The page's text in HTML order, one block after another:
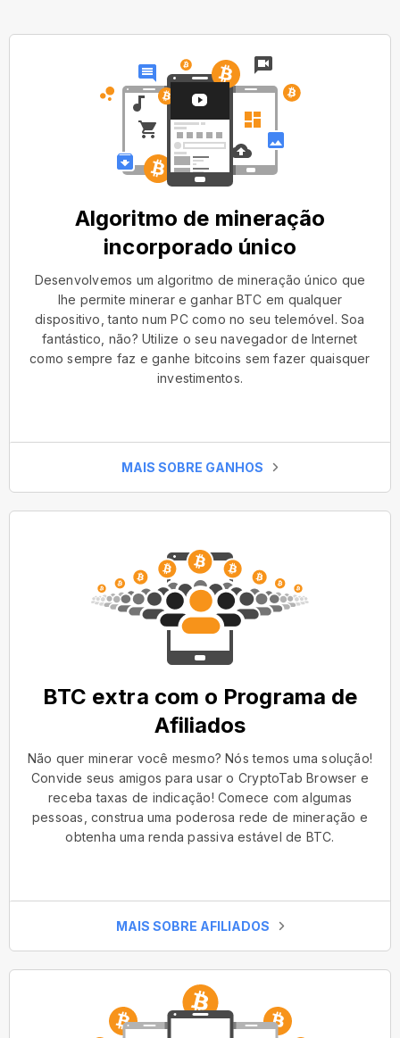
Algoritmo de mineração
incorporado único
Desenvolvemos um algoritmo de mineração único que
lhe permite minerar e ganhar BTC em qualquer
dispositivo, tanto num PC como no seu telemóvel. Soa
fantástico, não? Utilize o seu navegador de Internet
como sempre faz e ganhe bitcoins sem fazer quaisquer
investimentos.
MAIS SOBRE GANHOS
BTC extra com o Programa de
Afiliados
Não quer minerar você mesmo? Nós temos uma solução!
Convide seus amigos para usar o CryptoTab Browser e
receba taxas de indicação! Comece com algumas
pessoas, construa uma poderosa rede de mineração e
obtenha uma renda passiva estável de BTC.
MAIS SOBRE AFILIADOS